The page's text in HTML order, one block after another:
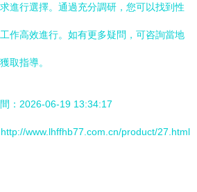
進行選擇。通過充分調研，您可以找到性
作高效進行。如有更多疑問，可咨詢當地
取指導。
：2026-06-19 13:34:17
www.lhffhb77.com.cn/product/27.html